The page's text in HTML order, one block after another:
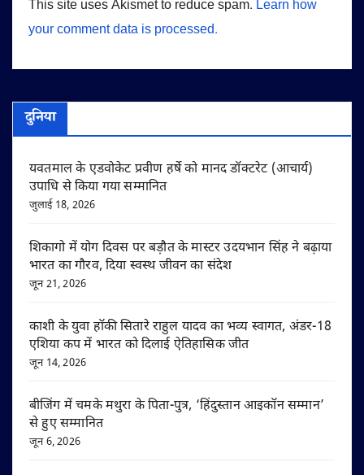
This site uses Akismet to reduce spam. Learn how
your comment data is processed.
दुनिया
यवतमाल के एडवोकेट प्रवीण हर्षे को मानद डॉक्टरेट (आचार्य)
उपाधि से किया गया सम्मानित
जुलाई 18, 2026
शिकागो में योग दिवस पर बड़ौत के मास्टर उदयभान सिंह ने बढ़ाया
भारत का गौरव, दिया स्वस्थ जीवन का संदेश
जून 21, 2026
काशी के युवा हॉकी सितारे राहुल यादव का भव्य स्वागत, अंडर-18
एशिया कप में भारत को दिलाई ऐतिहासिक जीत
जून 14, 2026
बीजिंग में चमके मथुरा के पिता-पुत्र, ‘हिंदुस्तान आइकॉन सम्मान’
से हुए सम्मानित
जून 6, 2026